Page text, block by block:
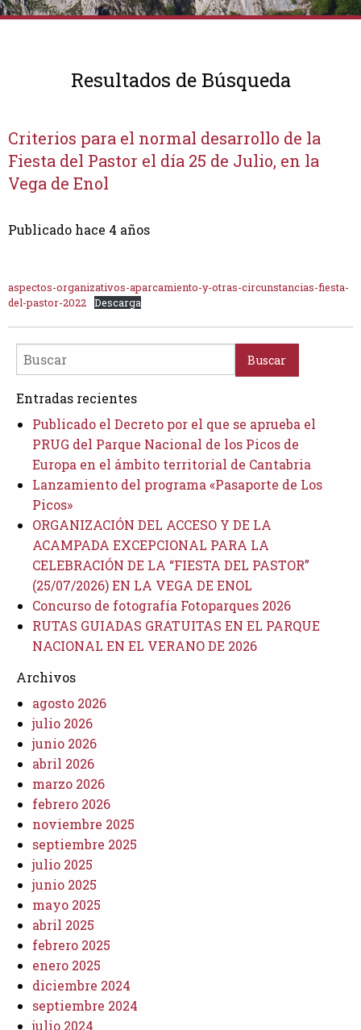
Resultados de Búsqueda
Criterios para el normal desarrollo de la
Fiesta del Pastor el día 25 de Julio, en la
Vega de Enol
Publicado hace 4 años
aspectos-organizativos-aparcamiento-y-otras-circunstancias-fiesta-
del-pastor-2022
Descarga
Buscar
Entradas recientes
Publicado el Decreto por el que se aprueba el
PRUG del Parque Nacional de los Picos de
Europa en el ámbito territorial de Cantabria
Lanzamiento del programa «Pasaporte de Los
Picos»
ORGANIZACIÓN DEL ACCESO Y DE LA
ACAMPADA EXCEPCIONAL PARA LA
CELEBRACIÓN DE LA “FIESTA DEL PASTOR”
(25/07/2026) EN LA VEGA DE ENOL
Concurso de fotografía Fotoparques 2026
RUTAS GUIADAS GRATUITAS EN EL PARQUE
NACIONAL EN EL VERANO DE 2026
Archivos
agosto 2026
julio 2026
junio 2026
abril 2026
marzo 2026
febrero 2026
noviembre 2025
septiembre 2025
julio 2025
junio 2025
mayo 2025
abril 2025
febrero 2025
enero 2025
diciembre 2024
septiembre 2024
julio 2024